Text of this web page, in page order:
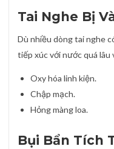
Tai Nghe Bị
Dù nhiều dòng tai nghe
tiếp xúc với nước quá lâu
Oxy hóa linh kiện.
Chập mạch.
Hỏng màng loa.
Bụi Bẩn Tích